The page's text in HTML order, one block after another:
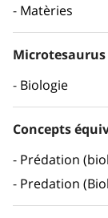
Matèries
Microtesaurus
Biologie
Concepts
Prédation
Predation